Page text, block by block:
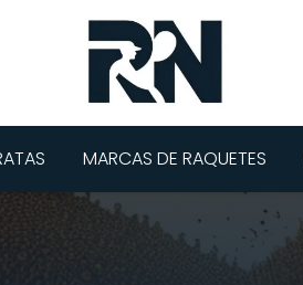
MARCAS DE RAQUETES